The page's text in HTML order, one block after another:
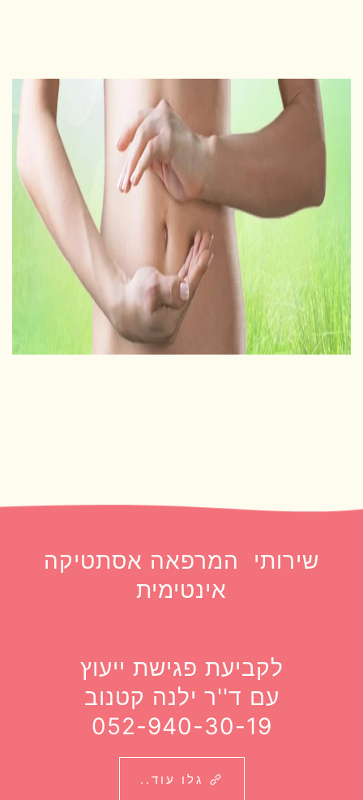
המרפאה הגינקולוגית של ד"ר קטנוב ילנה מוכרת היטב
למטופלות בארץ ובחו"ל. הרופאה מעניקה טיפול מקצועי ויעיל
גם לבעיות מורכבות ומבצעת זאת באווירה נעימה, חמה
ורגועה.
גלו עוד..
שירותי המרפאה אסתטיקה
אינטימית
לקביעת פגישת ייעוץ
עם ד''ר ילנה קטנוב
052-940-30-19
גלו עוד..